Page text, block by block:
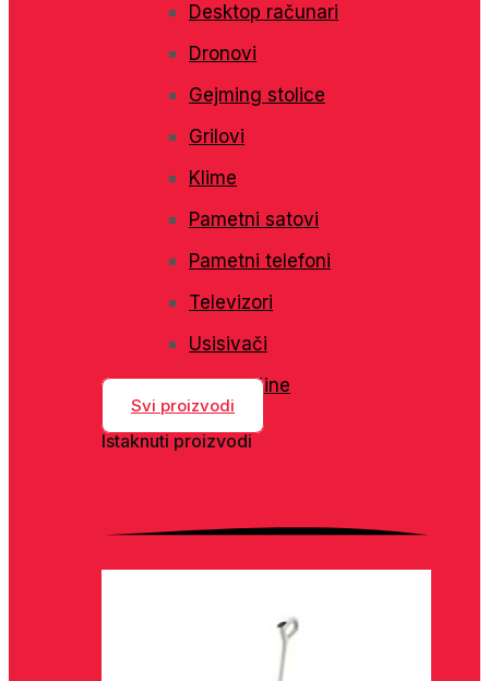
Desktop računari
Dronovi
Gejming stolice
Grilovi
Klime
Pametni satovi
Pametni telefoni
Televizori
Usisivači
Veš mašine
Svi proizvodi
Istaknuti proizvodi